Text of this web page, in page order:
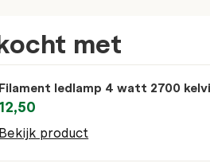
met
Filament ledlamp 4 watt 2700
12,50
Bekijk product